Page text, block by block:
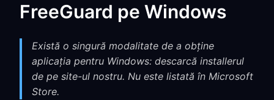
FreeGuard pe Windows
Există o singură modalitate de a obține
aplicația pentru Windows: descarcă installerul
de pe site-ul nostru. Nu este listată în Microsoft
Store.